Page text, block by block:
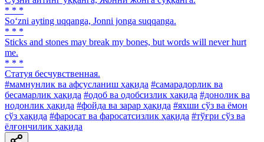
* * *
So‘zni ayting uqqanga, Jonni jonga suqqanga.
* * *
Sticks and stones may break my bones, but words will never hurt
me.
* * *
Статуя бесчувственная.
#мамнунлик ва афсусланиш ҳақида #самарадорлик ва
бесамарлик ҳақида #одоб ва одобсизлик ҳақида #донолик ва
нодонлик ҳақида #фойда ва зарар ҳақида #яхши сўз ва ёмон
сўз ҳақида #фаросат ва фаросатсизлик ҳақида #тўғри сўз ва
ёлғончилик ҳақида